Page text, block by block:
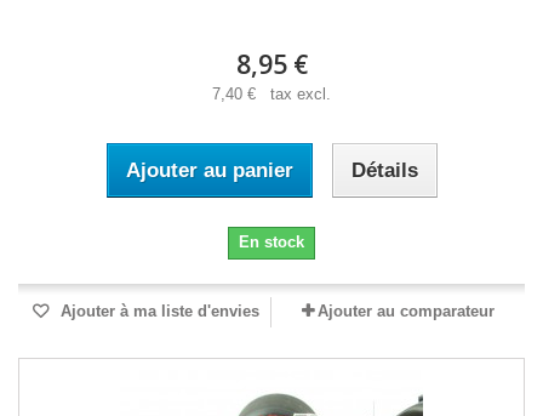
8,95 €
7,40 € tax excl.
Ajouter au panier Détails
En stock
Ajouter à ma liste d'envies Ajouter au comparateur